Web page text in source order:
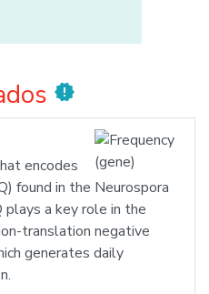
new_releases
encodes
found in the Neurospora
plays a key role in the
translation negative
generates daily